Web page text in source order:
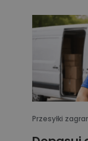
Przesyłki